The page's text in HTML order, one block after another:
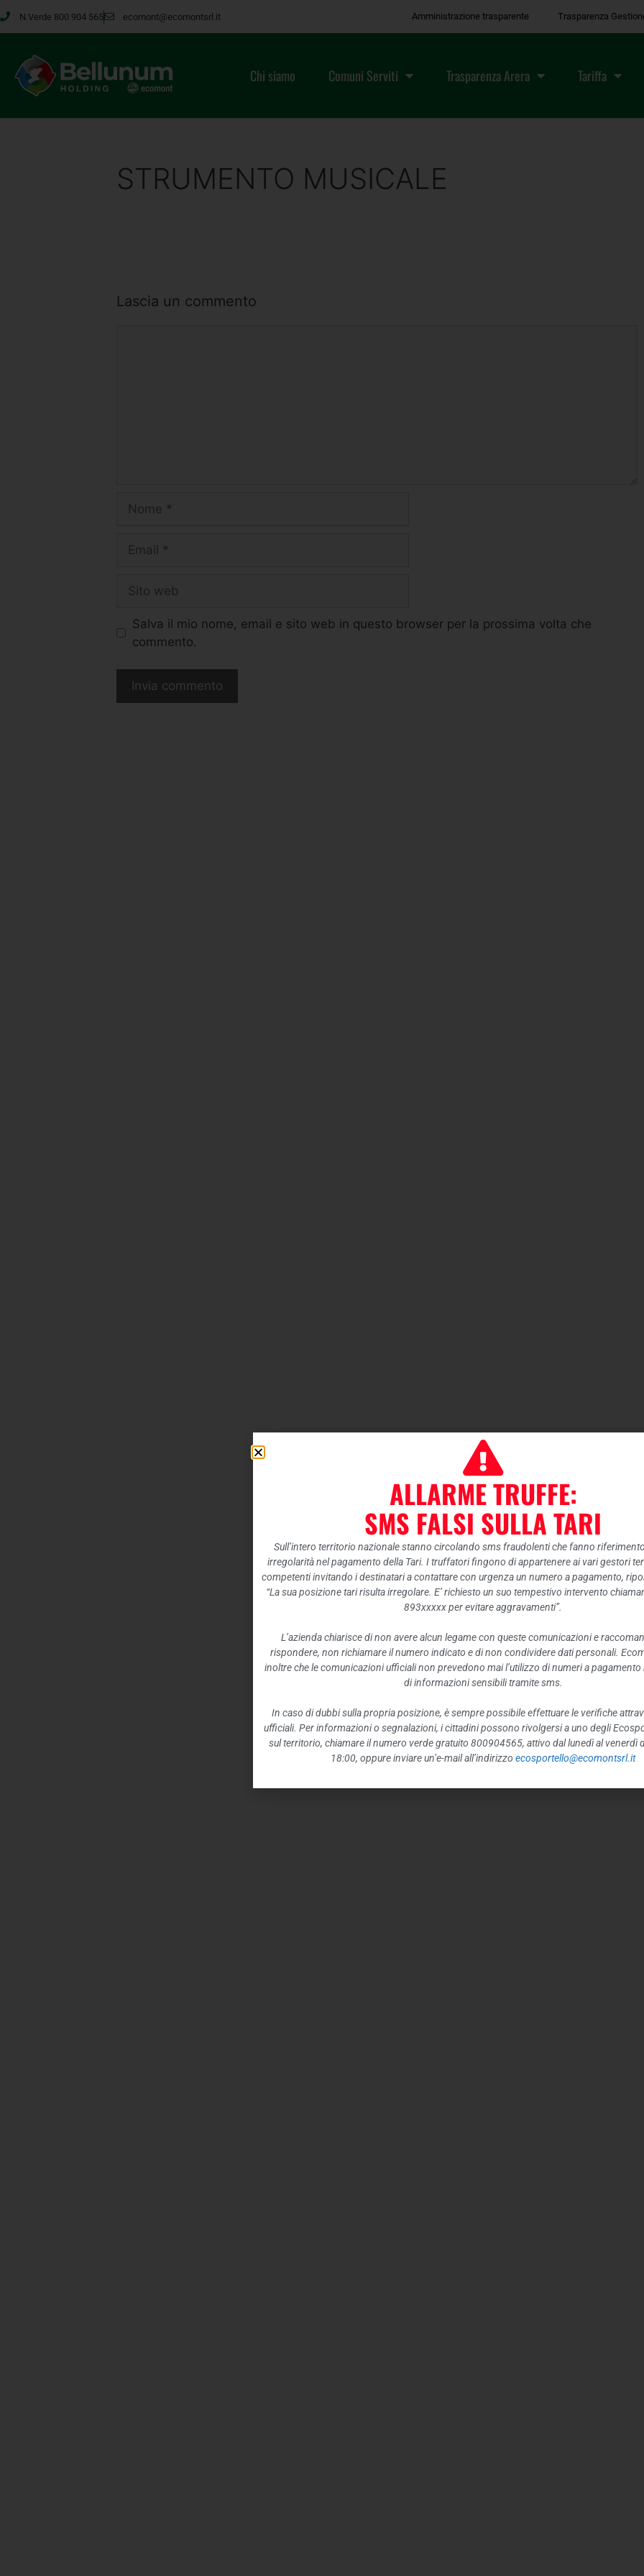
N.Verde 800 904 565 ecomont@ecomontsrl.it Amministrazione trasparente Trasparenza
Chi siamo Comuni Serviti Trasparenza Arera Tariffa
STRUMENTO MUSICALE
Lascia un commento
Salva il mio nome, email e sito web in questo browser per la prossima volta che
commento.
ALLARME TRUFFE:
SMS FALSI SULLA TARI
Sull’intero territorio nazionale stanno circolando sms fraudolenti che fanno
irregolarità nel pagamento della Tari. I truffatori fingono di appartenere ai vari gestori
competenti invitando i destinatari a contattare con urgenza un numero a pagamento,
“La sua posizione tari risulta irregolare. E’ richiesto un suo tempestivo intervento
893xxxxx per evitare aggravamenti”.
L’azienda chiarisce di non avere alcun legame con queste comunicazioni e
rispondere, non richiamare il numero indicato e di non condividere dati personali.
inoltre che le comunicazioni ufficiali non prevedono mai l’utilizzo di numeri a pagamento
di informazioni sensibili tramite sms.
In caso di dubbi sulla propria posizione, è sempre possibile effettuare le verifiche
ufficiali. Per informazioni o segnalazioni, i cittadini possono rivolgersi a uno degli
sul territorio, chiamare il numero verde gratuito 800904565, attivo dal lunedì al venerdì
18:00, oppure inviare un’e-mail all’indirizzo ecosportello@ecomontsrl.it